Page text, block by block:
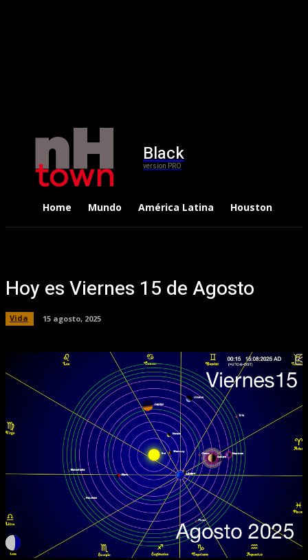
Black
version PRO
Home Mundo América Latina Houston
Hoy es Viernes 15 de Agosto
Vida 15 agosto, 2025
Facebook Pinterest WhatsApp